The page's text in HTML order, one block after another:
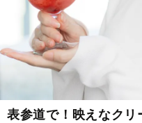
表参道で！映えなク